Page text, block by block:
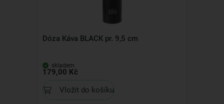
Dóza Káva BLACK pr. 9,5 cm
skladem
179,00 Kč
Vložit do košíku